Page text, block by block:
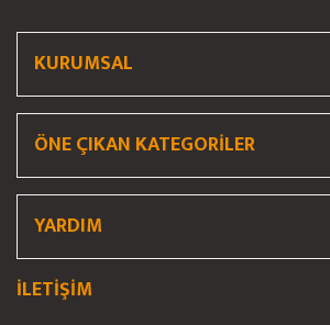
KURUMSAL
ÖNE ÇIKAN KATEGORİLER
YARDIM
İLETİŞİM